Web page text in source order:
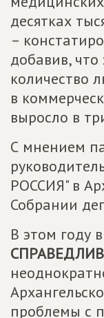
десятках
–
добавив,
количество
в
выросло в
С мнением
РОССИЯ" в
Собрании
В этом году
проблемы с